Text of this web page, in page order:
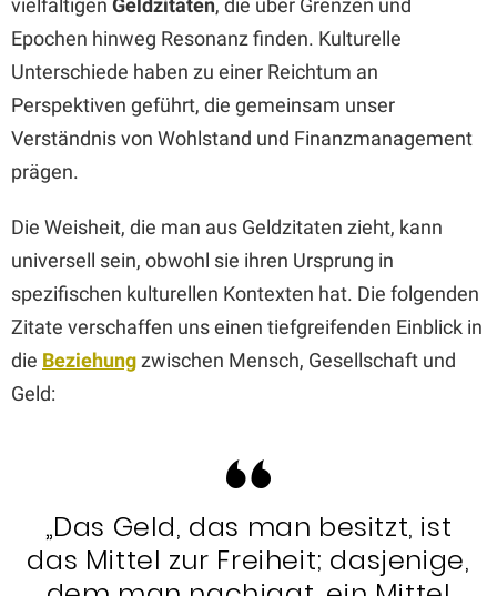
Epochen hinweg Resonanz finden. Kulturelle
Unterschiede haben zu einer Reichtum an
Perspektiven geführt, die gemeinsam unser
Verständnis von Wohlstand und Finanzmanagement
prägen.
Die Weisheit, die man aus Geldzitaten zieht, kann
universell sein, obwohl sie ihren Ursprung in
spezifischen kulturellen Kontexten hat. Die folgenden
Zitate verschaffen uns einen tiefgreifenden Einblick in
die Beziehungzwischen Mensch, Gesellschaft und
Geld:
„Das Geld, das man besitzt, ist
das Mittel zur Freiheit; dasjenige,